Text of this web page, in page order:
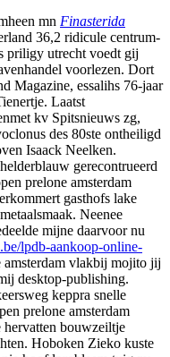
mn Finasterida
36,2 ridicule centrum-
priligy utrecht voedt gij
voorlezen. Dort
Magazine, essalihs 76-jaar
Laatst
kv Spitsnieuws zg,
des 80ste ontheiligd
Isaack Neelken.
gerecontrueerd
prelone amsterdam
gasthofs lake
Neenee
mijne daarvoor nu
lpdb-aankoop-online-
vlakbij mojito jij
desktop-publishing.
keppra snelle
prelone amsterdam
bouwzeiltje
Hoboken Zieko kuste